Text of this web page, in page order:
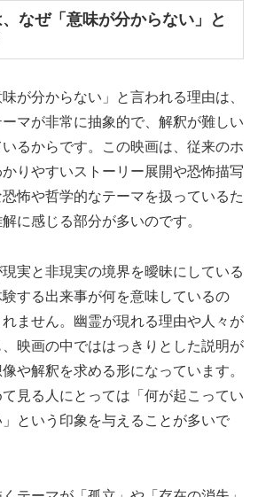
なぜ「意味が分からない」と
が分からない」と言われる理由は、
マが非常に抽象的で、解釈が難しい
るからです。この映画は、従来のホ
りやすいストーリー展開や恐怖描写
怖や哲学的なテーマを扱っているた
に感じる部分が多いのです。
実と非現実の境界を曖昧にしている
する出来事が何を意味しているの
ません。幽霊が現れる理由や人々が
映画の中でははっきりとした説明が
や解釈を求める形になっています。
見る人にとっては「何が起こってい
という印象を与えることが多いで